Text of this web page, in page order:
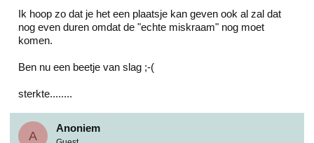
Ik hoop zo dat je het een plaatsje kan geven ook al zal dat
nog even duren omdat de "echte miskraam" nog moet
komen.
Ben nu een beetje van slag ;-(
sterkte........
A
Anoniem